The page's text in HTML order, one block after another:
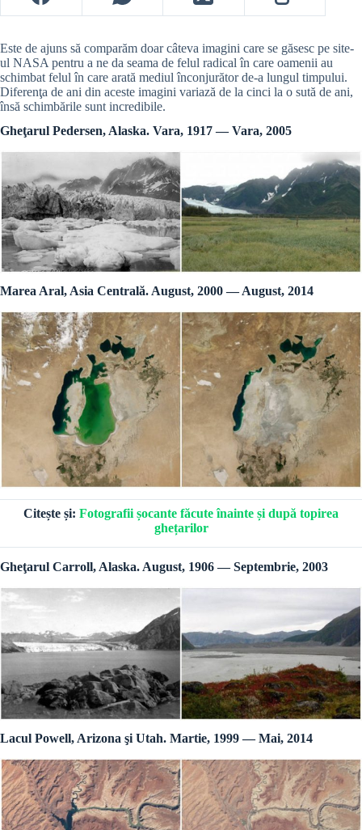
Este de ajuns să comparăm doar câteva imagini care se găsesc pe site-
ul NASA pentru a ne da seama de felul radical în care oamenii au
schimbat felul în care arată mediul înconjurător de-a lungul timpului.
Diferenţa de ani din aceste imagini variază de la cinci la o sută de ani,
însă schimbările sunt incredibile.
Gheţarul Pedersen, Alaska. Vara, 1917 — Vara, 2005
Marea Aral, Asia Centrală. August, 2000 — August, 2014
Citește și: Fotografii șocante făcute înainte și după topirea
ghețarilor
Gheţarul Carroll, Alaska. August, 1906 — Septembrie, 2003
Lacul Powell, Arizona şi Utah. Martie, 1999 — Mai, 2014